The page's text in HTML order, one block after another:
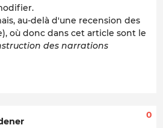
au-delà d'une recension des
où donc dans cet article sont le
des narrations
0